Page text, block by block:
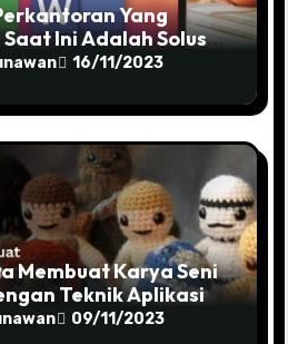
Yang
Ini Adalah Solusi
Anda!
16/11/2023
Membuat Karya Seni
Teknik Aplikasi
09/11/2023